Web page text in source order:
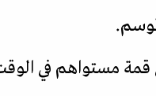
قمة مستواهم في